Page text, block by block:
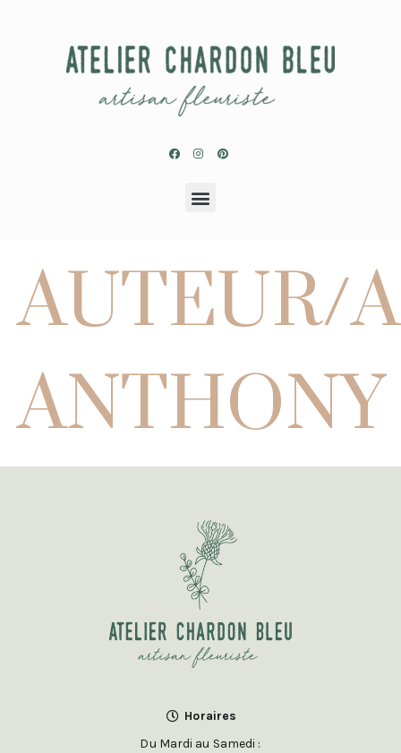
AUTEUR/
ANTHONY
Horaires
Du Mardi au Samedi :